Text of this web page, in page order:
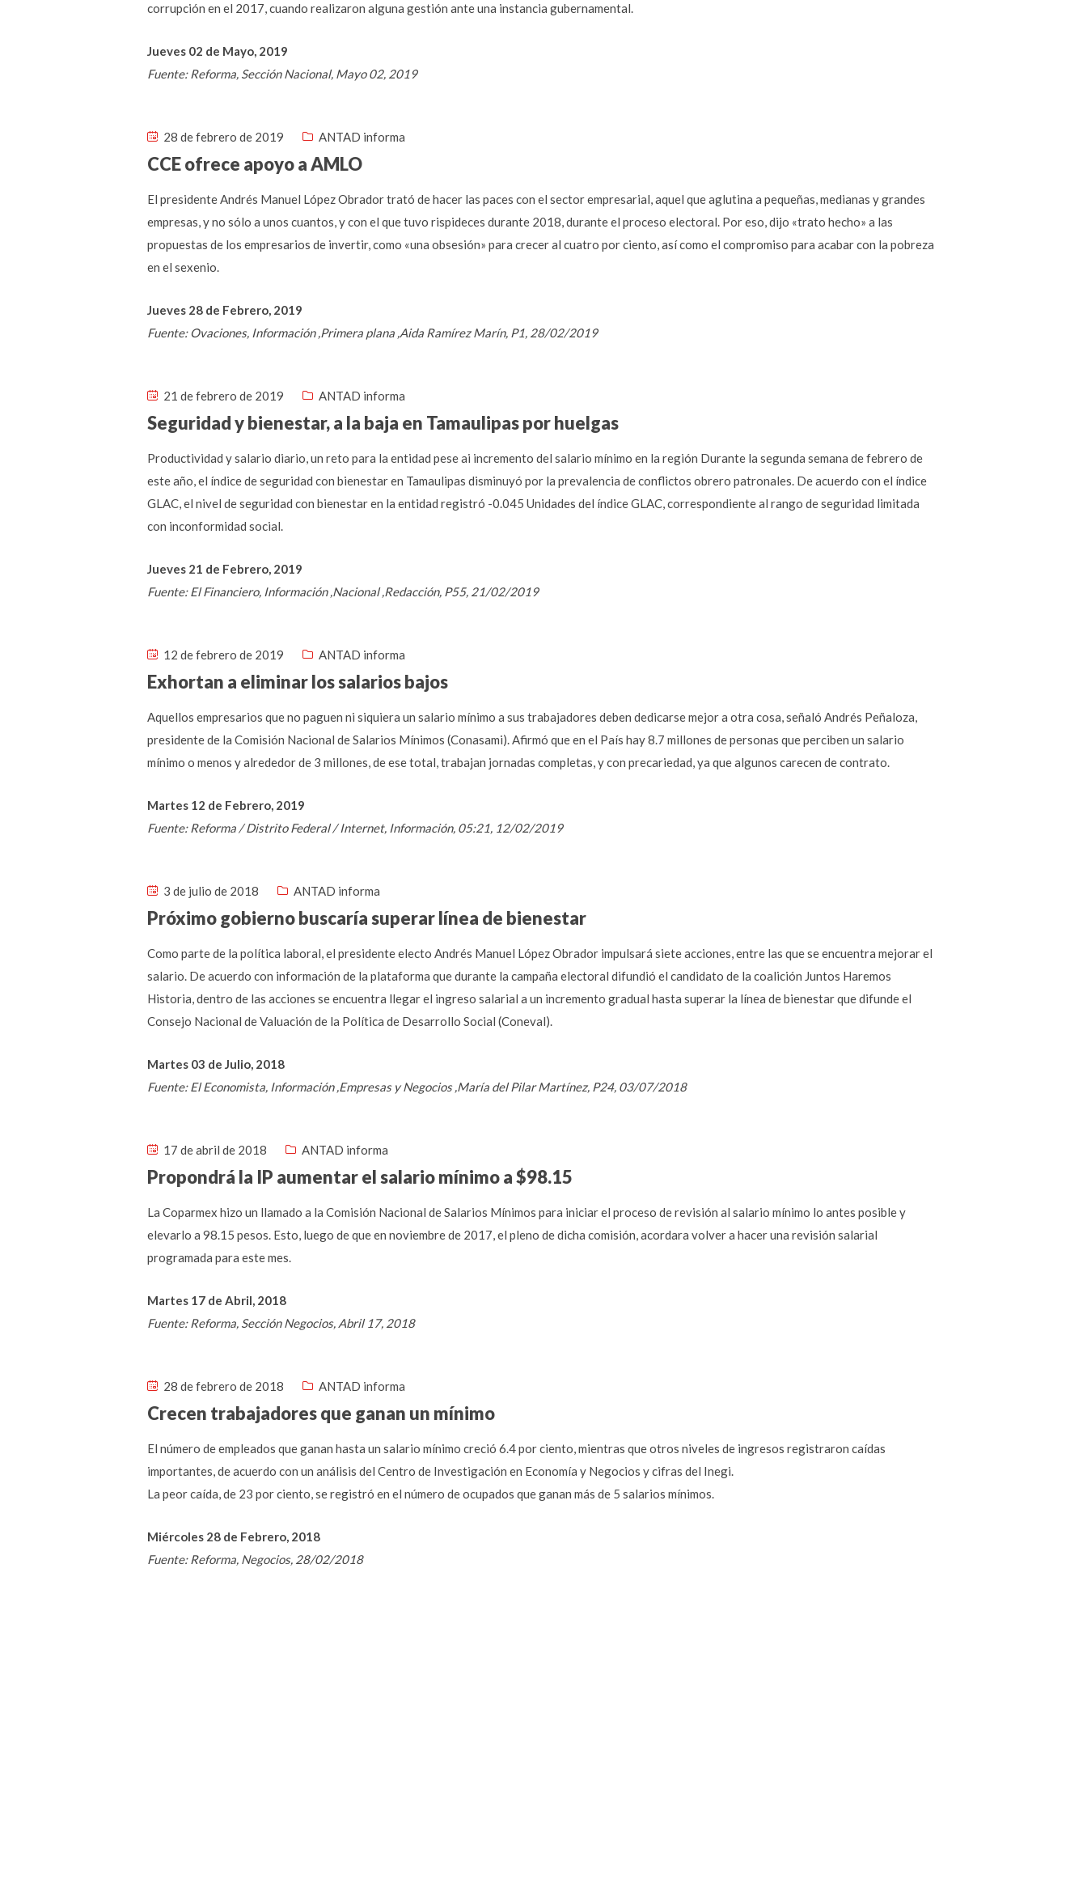
corrupción en el 2017, cuando realizaron alguna gestión ante una instancia gubernamental.
Jueves 02 de Mayo, 2019
Fuente: Reforma, Sección Nacional, Mayo 02, 2019
28 de febrero de 2019 ANTAD informa
CCE ofrece apoyo a AMLO
El presidente Andrés Manuel López Obrador trató de hacer las paces con el sector empresarial, aquel que aglutina a pequeñas, medianas y grandes
empresas, y no sólo a unos cuantos, y con el que tuvo rispideces durante 2018, durante el proceso electoral. Por eso, dijo «trato hecho» a las
propuestas de los empresarios de invertir, como «una obsesión» para crecer al cuatro por ciento, así como el compromiso para acabar con la pobreza
en el sexenio.
Jueves 28 de Febrero, 2019
Fuente: Ovaciones, Información ,Primera plana ,Aida Ramírez Marín, P1, 28/02/2019
21 de febrero de 2019 ANTAD informa
Seguridad y bienestar, a la baja en Tamaulipas por huelgas
Productividad y salario diario, un reto para la entidad pese ai incremento del salario mínimo en la región Durante la segunda semana de febrero de
este año, el índice de seguridad con bienestar en Tamaulipas disminuyó por la prevalencia de conflictos obrero patronales. De acuerdo con el índice
GLAC, el nivel de seguridad con bienestar en la entidad registró -0.045 Unidades del índice GLAC, correspondiente al rango de seguridad limitada
con inconformidad social.
Jueves 21 de Febrero, 2019
Fuente: El Financiero, Información ,Nacional ,Redacción, P55, 21/02/2019
12 de febrero de 2019 ANTAD informa
Exhortan a eliminar los salarios bajos
Aquellos empresarios que no paguen ni siquiera un salario mínimo a sus trabajadores deben dedicarse mejor a otra cosa, señaló Andrés Peñaloza,
presidente de la Comisión Nacional de Salarios Mínimos (Conasami). Afirmó que en el País hay 8.7 millones de personas que perciben un salario
mínimo o menos y alrededor de 3 millones, de ese total, trabajan jornadas completas, y con precariedad, ya que algunos carecen de contrato.
Martes 12 de Febrero, 2019
Fuente: Reforma / Distrito Federal / Internet, Información, 05:21, 12/02/2019
3 de julio de 2018 ANTAD informa
Próximo gobierno buscaría superar línea de bienestar
Como parte de la política laboral, el presidente electo Andrés Manuel López Obrador impulsará siete acciones, entre las que se encuentra mejorar el
salario. De acuerdo con información de la plataforma que durante la campaña electoral difundió el candidato de la coalición Juntos Haremos
Historia, dentro de las acciones se encuentra llegar el ingreso salarial a un incremento gradual hasta superar la línea de bienestar que difunde el
Consejo Nacional de Valuación de la Política de Desarrollo Social (Coneval).
Martes 03 de Julio, 2018
Fuente: El Economista, Información ,Empresas y Negocios ,María del Pilar Martínez, P24, 03/07/2018
17 de abril de 2018 ANTAD informa
Propondrá la IP aumentar el salario mínimo a $98.15
La Coparmex hizo un llamado a la Comisión Nacional de Salarios Mínimos para iniciar el proceso de revisión al salario mínimo lo antes posible y
elevarlo a 98.15 pesos. Esto, luego de que en noviembre de 2017, el pleno de dicha comisión, acordara volver a hacer una revisión salarial
programada para este mes.
Martes 17 de Abril, 2018
Fuente: Reforma, Sección Negocios, Abril 17, 2018
28 de febrero de 2018 ANTAD informa
Crecen trabajadores que ganan un mínimo
El número de empleados que ganan hasta un salario mínimo creció 6.4 por ciento, mientras que otros niveles de ingresos registraron caídas
importantes, de acuerdo con un análisis del Centro de Investigación en Economía y Negocios y cifras del Inegi.
La peor caída, de 23 por ciento, se registró en el número de ocupados que ganan más de 5 salarios mínimos.
Miércoles 28 de Febrero, 2018
Fuente: Reforma, Negocios, 28/02/2018